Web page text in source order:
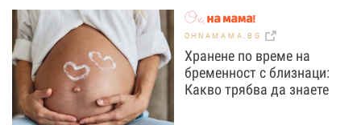
OHNAMAMA.BG
Хранене по време на
бременност с близнаци:
Какво трябва да знаете